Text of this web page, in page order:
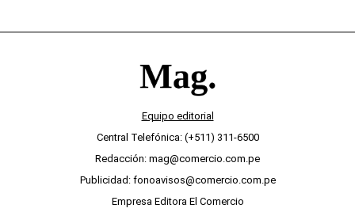
Equipo editorial
Central Telefónica: (+511) 311-6500
Redacción: mag@comercio.com.pe
Publicidad: fonoavisos@comercio.com.pe
Empresa Editora El Comercio